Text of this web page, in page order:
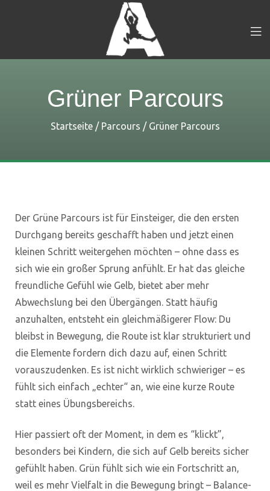
Grüner Parcours
Startseite / Parcours / Grüner Parcours
Der Grüne Parcours ist für Einsteiger, die den ersten
Durchgang bereits geschafft haben und jetzt einen
kleinen Schritt weitergehen möchten – ohne dass es
sich wie ein großer Sprung anfühlt. Er hat das gleiche
freundliche Gefühl wie Gelb, bietet aber mehr
Abwechslung bei den Übergängen. Statt häufig
anzuhalten, entsteht ein gleichmäßigerer Flow: Du
bleibst in Bewegung, die Route ist klar strukturiert und
die Elemente fordern dich dazu auf, einen Schritt
vorauszudenken. Es ist nicht wirklich schwieriger – es
fühlt sich einfach „echter“ an, wie eine kurze Route
statt eines Übungsbereichs.
Hier passiert oft der Moment, in dem es “klickt”,
besonders bei Kindern, die sich auf Gelb bereits sicher
gefühlt haben. Grün fühlt sich wie ein Fortschritt an,
weil es mehr Vielfalt in die Bewegung bringt – Balance-